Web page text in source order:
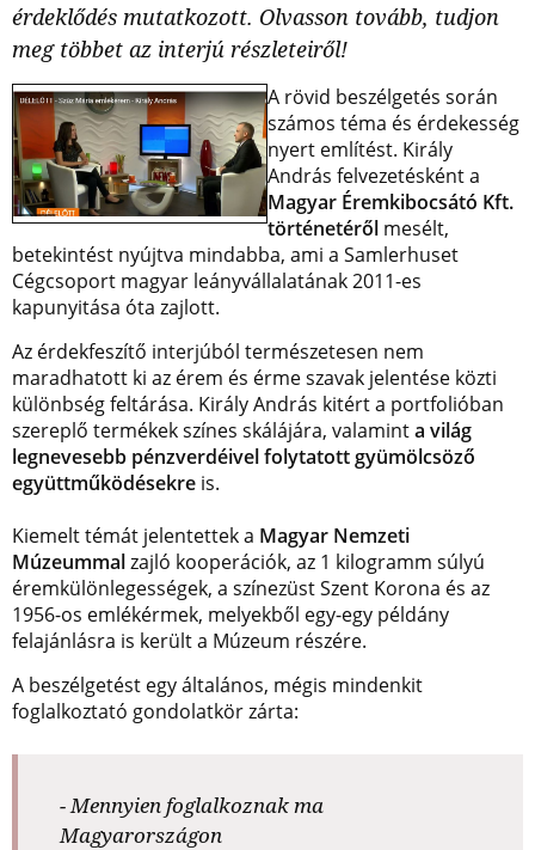
érdeklődés mutatkozott. Olvasson tovább, tudjon
meg többet az interjú részleteiről!
A rövid beszélgetés során
számos téma és érdekesség
nyert említést. Király
András felvezetésként a
Magyar Éremkibocsátó Kft.
történetéről mesélt,
betekintést nyújtva mindabba, ami a Samlerhuset
Cégcsoport magyar leányvállalatának 2011-es
kapunyitása óta zajlott.
Az érdekfeszítő interjúból természetesen nem
maradhatott ki az érem és érme szavak jelentése közti
különbség feltárása. Király András kitért a portfolióban
szereplő termékek színes skálájára, valaminta világ
legnevesebb pénzverdéivel folytatott gyümölcsöző
együttműködésekre is.
Kiemelt témát jelentettek a Magyar Nemzeti
Múzeummalzajló kooperációk, az 1 kilogramm súlyú
éremkülönlegességek, a színezüst Szent Korona és az
1956-os emlékérmek, melyekből egy-egy példány
felajánlásra is került a Múzeum részére.
A beszélgetést egy általános, mégis mindenkit
foglalkoztató gondolatkör zárta:
- Mennyien foglalkoznak ma
Magyarországon